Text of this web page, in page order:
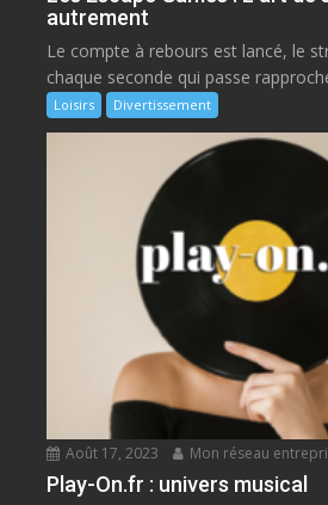
autrement
Le compte à rebours est lancé, le
chaque seconde qui passe
Loisirs Divertissement
Août 17, 2023 Mon réseau
Play-On.fr : univers musical